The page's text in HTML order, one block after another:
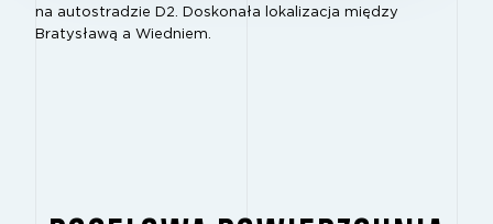
na autostradzie D2. Doskonała lokalizacja między
Bratysławą a Wiedniem.